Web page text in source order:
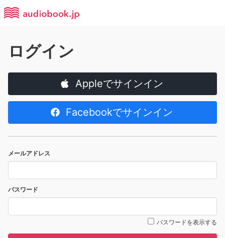
ログイン
Appleでサインイン
Facebookでサインイン
メールアドレス
パスワード
パスワードを表示する